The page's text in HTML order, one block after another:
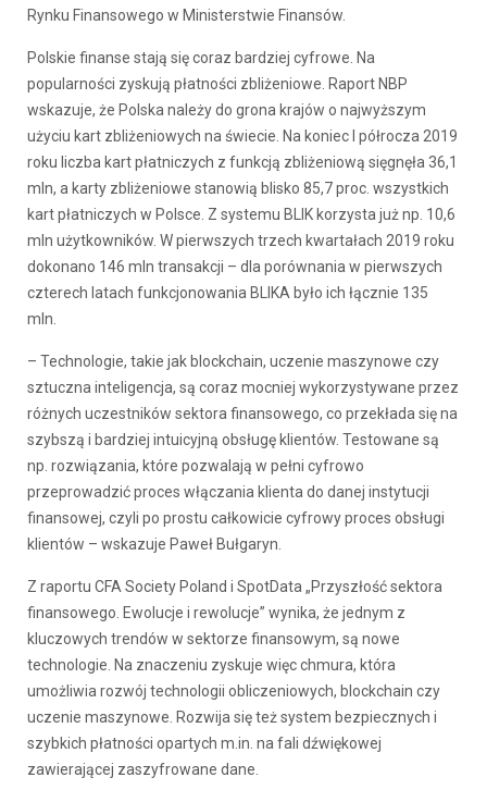
Rynku Finansowego w Ministerstwie Finansów.
Polskie finanse stają się coraz bardziej cyfrowe. Na
popularności zyskują płatności zbliżeniowe. Raport NBP
wskazuje, że Polska należy do grona krajów o najwyższym
użyciu kart zbliżeniowych na świecie. Na koniec I półrocza 2019
roku liczba kart płatniczych z funkcją zbliżeniową sięgnęła 36,1
mln, a karty zbliżeniowe stanowią blisko 85,7 proc. wszystkich
kart płatniczych w Polsce. Z systemu BLIK korzysta już np. 10,6
mln użytkowników. W pierwszych trzech kwartałach 2019 roku
dokonano 146 mln transakcji – dla porównania w pierwszych
czterech latach funkcjonowania BLIKA było ich łącznie 135
mln.
– Technologie, takie jak blockchain, uczenie maszynowe czy
sztuczna inteligencja, są coraz mocniej wykorzystywane przez
różnych uczestników sektora finansowego, co przekłada się na
szybszą i bardziej intuicyjną obsługę klientów. Testowane są
np. rozwiązania, które pozwalają w pełni cyfrowo
przeprowadzić proces włączania klienta do danej instytucji
finansowej, czyli po prostu całkowicie cyfrowy proces obsługi
klientów – wskazuje Paweł Bułgaryn.
Z raportu CFA Society Poland i SpotData „Przyszłość sektora
finansowego. Ewolucje i rewolucje” wynika, że jednym z
kluczowych trendów w sektorze finansowym, są nowe
technologie. Na znaczeniu zyskuje więc chmura, która
umożliwia rozwój technologii obliczeniowych, blockchain czy
uczenie maszynowe. Rozwija się też system bezpiecznych i
szybkich płatności opartych m.in. na fali dźwiękowej
zawierającej zaszyfrowane dane.